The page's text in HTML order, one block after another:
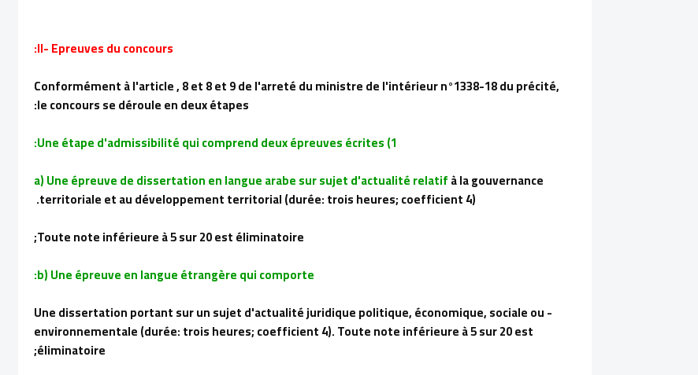
II- Epreuves du concours:
Conformément à l'article , 8 et 8 et 9 de l'arreté du ministre de l'intérieur n°1338-18 du précité,
le concours se déroule en deux étapes:
1) Une étape d'admissibilité qui comprend deux épreuves écrites:
a) Une épreuve de dissertation en langue arabe sur sujet d'actualité relatifà la gouvernance
territoriale et au développement territorial (durée: trois heures; coefficient 4).
Toute note inférieure à 5 sur 20 est éliminatoire;
b) Une épreuve en langue étrangère qui comporte:
- Une dissertation portant sur un sujet d'actualité juridique politique, économique, sociale ou
environnementale (durée: trois heures; coefficient 4). Toute note inférieure à 5 sur 20 est
éliminatoire;